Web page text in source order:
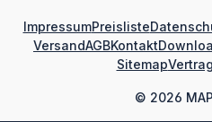
© 2026
ImpressumPreisliste
VersandAGBKontakt
Sitemap